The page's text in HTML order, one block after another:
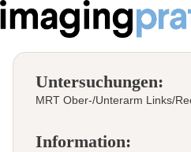
Untersuchungen:
MRT Ober-/Unterarm Links/
Information: